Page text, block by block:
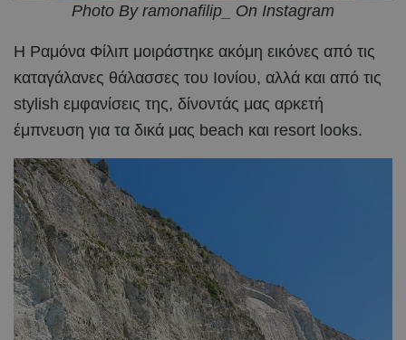
Photo By ramonafilip_ On Instagram
Η Ραμόνα Φίλιπ μοιράστηκε ακόμη εικόνες από τις
καταγάλανες θάλασσες του Ιονίου, αλλά και από τις
stylish εμφανίσεις της, δίνοντάς μας αρκετή
έμπνευση για τα δικά μας beach και resort looks.